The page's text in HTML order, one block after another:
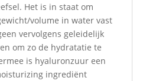
Het is in staat om
volume in water vast
vervolgens geleidelijk
om zo de hydratatie te
is hyaluronzuur een
ingrediënt